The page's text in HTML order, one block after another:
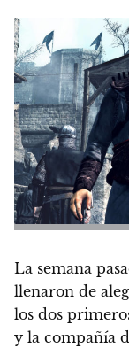
La semana
llenaron de
los dos
y la compañía